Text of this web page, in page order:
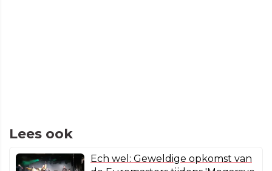
Lees ook
Ech wel: Geweldige opkomst van